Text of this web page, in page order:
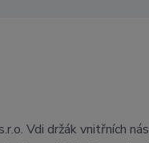
Vdi držák vnitřních